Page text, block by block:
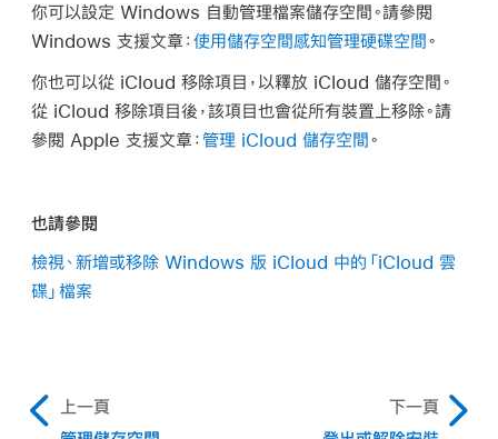
你可以設定 Windows 自動管理檔案儲存空間。請參閱
Windows 支援文章：使用儲存空間感知管理硬碟空間。
你也可以從 iCloud 移除項目，以釋放 iCloud 儲存空間。
從 iCloud 移除項目後，該項目也會從所有裝置上移除。請
參閱 Apple 支援文章： 管理 iCloud 儲存空間。
也請參閱
檢視、新增或移除 Windows 版 iCloud 中的「iCloud 雲
碟」檔案
上一頁
下一頁